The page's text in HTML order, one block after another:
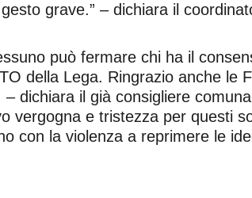
grave.” – dichiara il
può fermare chi ha il
della Lega. Ringrazio anche le
dichiara il già consigliere
vergogna e tristezza per questi
con la violenza a reprimere le